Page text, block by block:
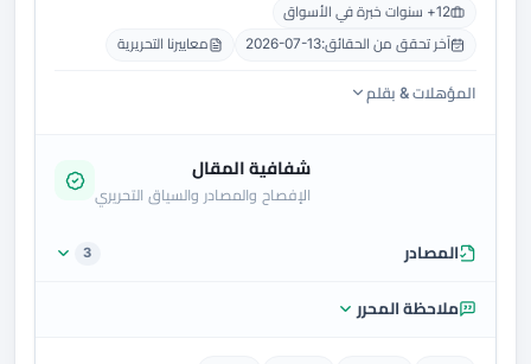
12+ سنوات خبرة في الأسواق
آخر تحقق من الحقائق:2026-07-13 معاييرنا التحريرية
المؤهلات & بقلم
شفافية المقال
الإفصاح والمصادر والسياق التحريري
المصادر 3
ملاحظة المحرر